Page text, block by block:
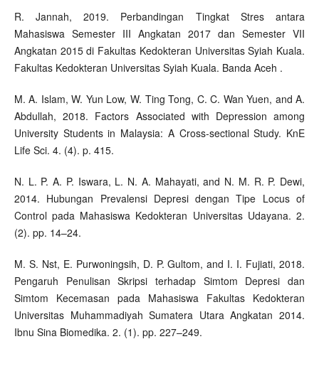
R. Jannah, 2019. Perbandingan Tingkat Stres antara
Mahasiswa Semester III Angkatan 2017 dan Semester VII
Angkatan 2015 di Fakultas Kedokteran Universitas Syiah Kuala.
Fakultas Kedokteran Universitas Syiah Kuala. Banda Aceh .
M. A. Islam, W. Yun Low, W. Ting Tong, C. C. Wan Yuen, and A.
Abdullah, 2018. Factors Associated with Depression among
University Students in Malaysia: A Cross-sectional Study. KnE
Life Sci. 4. (4). p. 415.
N. L. P. A. P. Iswara, L. N. A. Mahayati, and N. M. R. P. Dewi,
2014. Hubungan Prevalensi Depresi dengan Tipe Locus of
Control pada Mahasiswa Kedokteran Universitas Udayana. 2.
(2). pp. 14–24.
M. S. Nst, E. Purwoningsih, D. P. Gultom, and I. I. Fujiati, 2018.
Pengaruh Penulisan Skripsi terhadap Simtom Depresi dan
Simtom Kecemasan pada Mahasiswa Fakultas Kedokteran
Universitas Muhammadiyah Sumatera Utara Angkatan 2014.
Ibnu Sina Biomedika. 2. (1). pp. 227–249.